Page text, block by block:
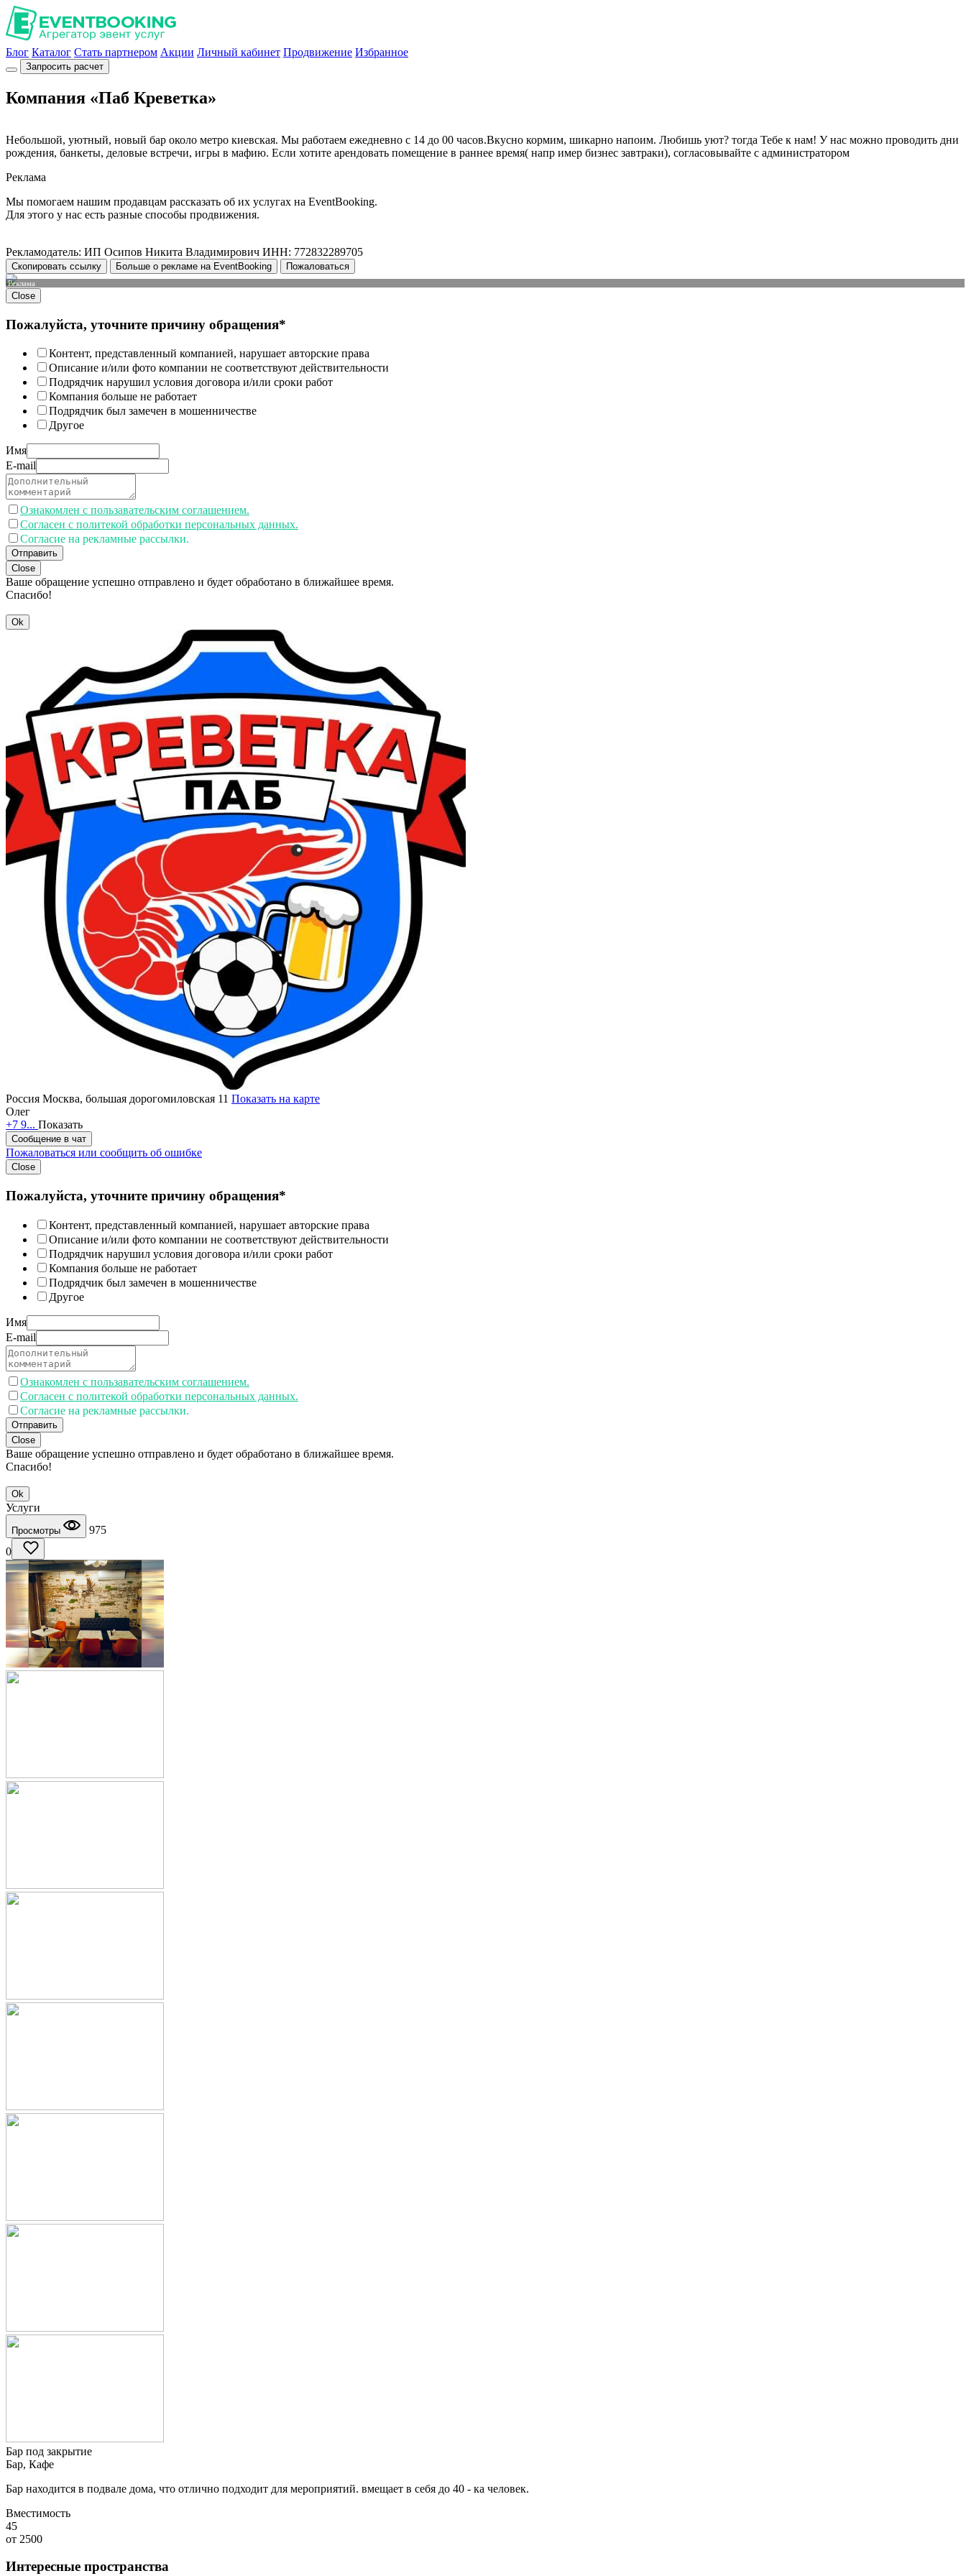
Блог Каталог Стать партнером Акции Личный кабинет Продвижение Избранное
Запросить расчет
Компания «Паб Креветка»
Небольшой, уютный, новый бар около метро киевская. Мы работаем ежедневно с 14 до 00 часов.Вкусно кормим, шикарно напоим. Любишь уют? тогда Тебе к нам! У нас можно проводить дни
рождения, банкеты, деловые встречи, игры в мафию. Если хотите арендовать помещение в раннее время( напр имер бизнес завтраки), согласовывайте с администратором
Реклама
Мы помогаем нашим продавцам рассказать об их услугах на EventBooking.
Для этого у нас есть разные способы продвижения.
Рекламодатель: ИП Осипов Никита Владимирович ИНН: 772832289705
Скопировать ссылку Больше о рекламе на EventBooking Пожаловаться
Реклама
Close
Пожалуйста, уточните причину обращения*
Контент, представленный компанией, нарушает авторские права
Описание и/или фото компании не соответствуют действительности
Подрядчик нарушил условия договора и/или сроки работ
Компания больше не работает
Подрядчик был замечен в мошенничестве
Другое
Имя
E-mail
Ознакомлен с пользавательским соглашением.
Согласен с политекой обработки персональных данных.
Согласие на рекламные рассылки.
Отправить
Close
Ваше обращение успешно отправлено и будет обработано в ближайшее время.
Спасибо!
Ok
Россия Москва, большая дорогомиловская 11 Показать на карте
Олег
+7 9... Показать
Сообщение в чат
Пожаловаться или сообщить об ошибке
Close
Пожалуйста, уточните причину обращения*
Контент, представленный компанией, нарушает авторские права
Описание и/или фото компании не соответствуют действительности
Подрядчик нарушил условия договора и/или сроки работ
Компания больше не работает
Подрядчик был замечен в мошенничестве
Другое
Имя
E-mail
Ознакомлен с пользавательским соглашением.
Согласен с политекой обработки персональных данных.
Согласие на рекламные рассылки.
Отправить
Close
Ваше обращение успешно отправлено и будет обработано в ближайшее время.
Спасибо!
Ok
Услуги
Просмотры
975
0
Бар под закрытие
Бар, Кафе
Бар находится в подвале дома, что отлично подходит для мероприятий. вмещает в себя до 40 - ка человек.
Вместимость
45
от 2500
Интересные пространства